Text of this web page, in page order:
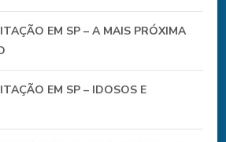
EM SP – A MAIS PRÓXIMA
EM SP – IDOSOS E